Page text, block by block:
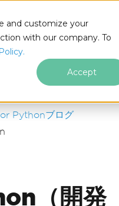
and customize your
with our company. To
Accept
Pythonブログ
（開発